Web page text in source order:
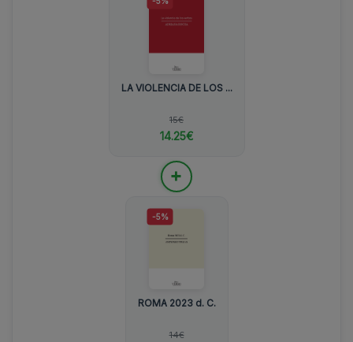
LA VIOLENCIA DE LOS ...
15€
14.25€
+
-5%
ROMA 2023 d. C.
14€